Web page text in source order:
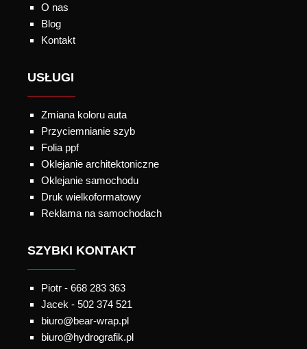
O nas
Blog
Kontakt
USŁUGI
Zmiana koloru auta
Przyciemnianie szyb
Folia ppf
Oklejanie architektoniczne
Oklejanie samochodu
Druk wielkoformatowy
Reklama na samochodach
SZYBKI KONTAKT
Piotr - 668 283 363
Jacek - 502 374 521
biuro@bear-wrap.pl
biuro@hydrografik.pl